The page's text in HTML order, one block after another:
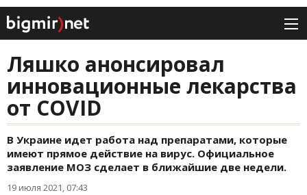
Ляшко анонсировал
инновационные лекарства
от COVID
В Украине идет работа над препаратами, которые
имеют прямое действие на вирус. Официальное
заявление МОЗ сделает в ближайшие две недели.
19 июля 2021, 07:43